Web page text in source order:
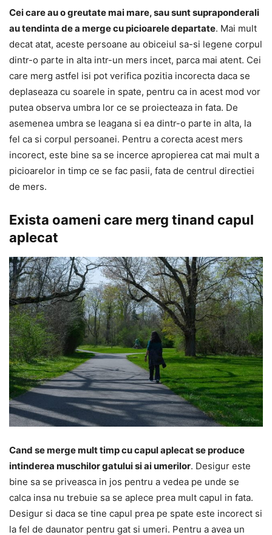
Cei care au o greutate mai mare, sau sunt supraponderali
au tendinta de a merge cu picioarele departate. Mai mult
decat atat, aceste persoane au obiceiul sa-si legene corpul
dintr-o parte in alta intr-un mers incet, parca mai atent. Cei
care merg astfel isi pot verifica pozitia incorecta daca se
deplaseaza cu soarele in spate, pentru ca in acest mod vor
putea observa umbra lor ce se proiecteaza in fata. De
asemenea umbra se leagana si ea dintr-o parte in alta, la
fel ca si corpul persoanei. Pentru a corecta acest mers
incorect, este bine sa se incerce apropierea cat mai mult a
picioarelor in timp ce se fac pasii, fata de centrul directiei
de mers.
Exista oameni care merg tinand capul
aplecat
Cand se merge mult timp cu capul aplecat se produce
intinderea muschilor gatului si ai umerilor. Desigur este
bine sa se priveasca in jos pentru a vedea pe unde se
calca insa nu trebuie sa se aplece prea mult capul in fata.
Desigur si daca se tine capul prea pe spate este incorect si
la fel de daunator pentru gat si umeri. Pentru a avea un